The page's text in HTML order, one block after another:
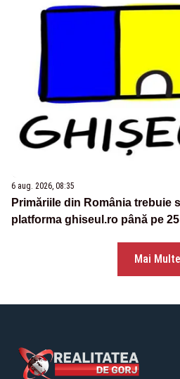
6 aug. 2026, 08:35
Primăriile din România trebuie
platforma ghiseul.ro până pe
Mai Multe